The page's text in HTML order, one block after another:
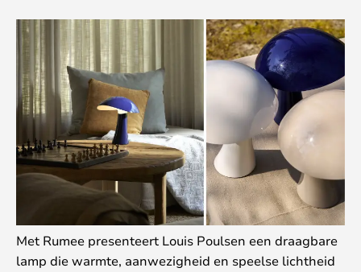
Met Rumee presenteert Louis Poulsen een draagbare
lamp die warmte, aanwezigheid en speelse lichtheid